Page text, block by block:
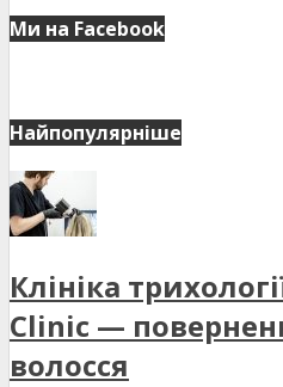
Ми на Facebook
Найпопулярніше
Клініка
Clinic —
волосся